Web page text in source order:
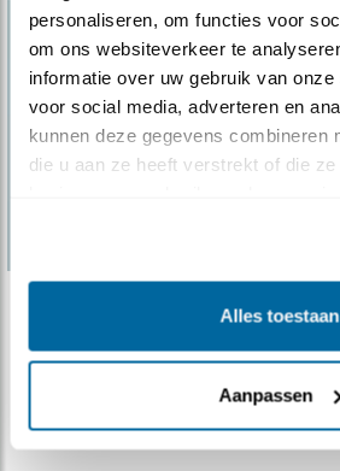
personaliseren, om functies voor
om ons websiteverkeer te
informatie over uw gebruik van
voor social media, adverteren en
kunnen deze gegevens combineren
die u aan ze heeft verstrekt of die
Alles toestaan
Aanpassen
Verbijsterend: Franse
Ook komend najaar mag
worden op wulp en zomertortel.